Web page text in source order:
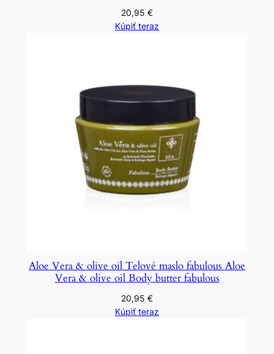
20,95 €
Kúpiť teraz
Aloe Vera & olive oil Telové maslo fabulous Aloe
Vera & olive oil Body butter fabulous
20,95 €
Kúpiť teraz